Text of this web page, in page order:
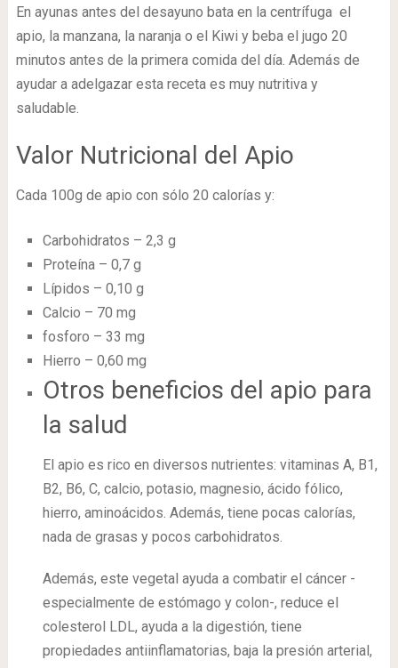
En ayunas antes del desayuno bata en la centrífuga el
apio, la manzana, la naranja o el Kiwi y beba el jugo 20
minutos antes de la primera comida del día. Además de
ayudar a adelgazar esta receta es muy nutritiva y
saludable.
Valor Nutricional del Apio
Cada 100g de apio con sólo 20 calorías y:
Carbohidratos – 2,3 g
Proteína – 0,7 g
Lípidos – 0,10 g
Calcio – 70 mg
fosforo – 33 mg
Hierro – 0,60 mg
Otros beneficios del apio para
la salud
El apio es rico en diversos nutrientes: vitaminas A, B1,
B2, B6, C, calcio, potasio, magnesio, ácido fólico,
hierro, aminoácidos. Además, tiene pocas calorías,
nada de grasas y pocos carbohidratos.
Además, este vegetal ayuda a combatir el cáncer -
especialmente de estómago y colon-, reduce el
colesterol LDL, ayuda a la digestión, tiene
propiedades antiinflamatorias, baja la presión arterial,